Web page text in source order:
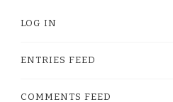
LOG IN
ENTRIES FEED
COMMENTS FEED